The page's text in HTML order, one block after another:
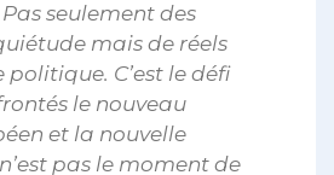
seulement des
mais de réels
C’est le défi
le nouveau
et la nouvelle
pas le moment de